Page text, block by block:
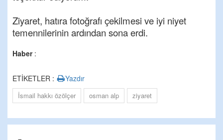
Ziyaret, hatıra fotoğrafı çekilmesi ve iyi niyet
temennilerinin ardından sona erdi.
Haber:
ETİKETLER : Yazdır
İsmail hakkı özölçer osman alp ziyaret